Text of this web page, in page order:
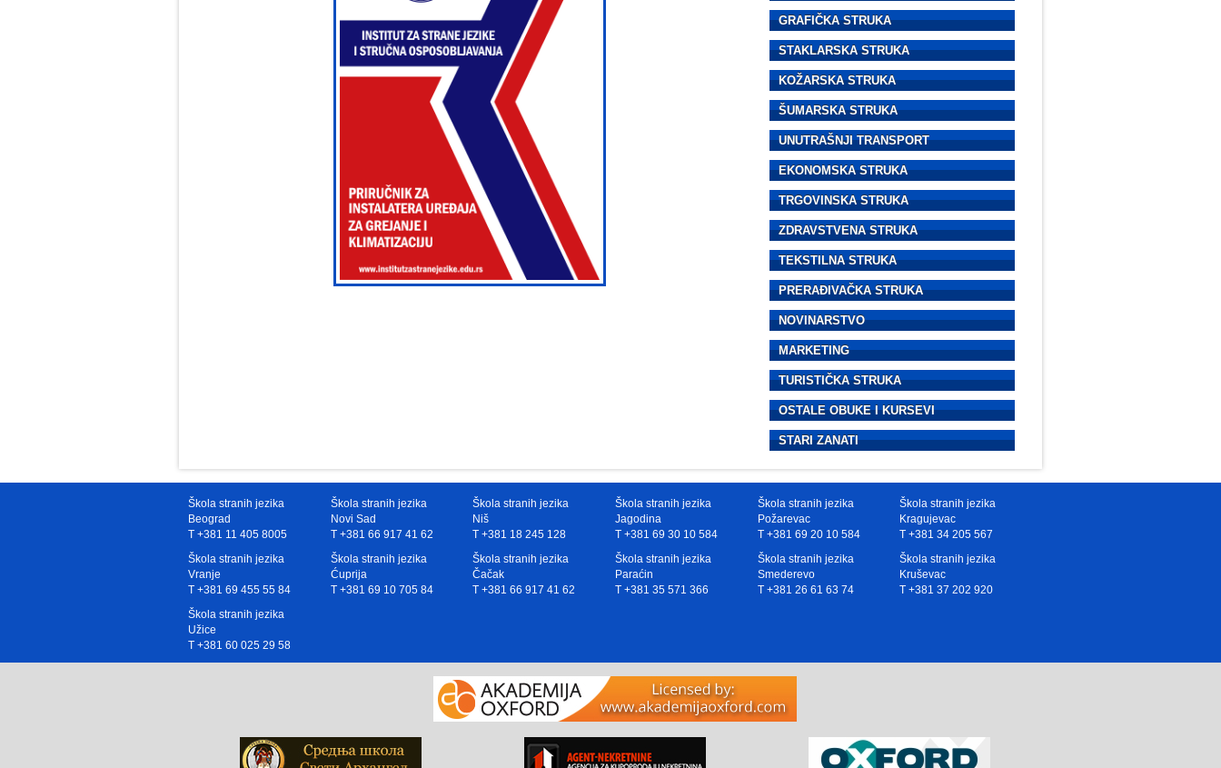
GRAFIČKA STRUKA
STAKLARSKA STRUKA
KOŽARSKA STRUKA
ŠUMARSKA STRUKA
UNUTRAŠNJI TRANSPORT
EKONOMSKA STRUKA
TRGOVINSKA STRUKA
ZDRAVSTVENA STRUKA
TEKSTILNA STRUKA
PRERAĐIVAČKA STRUKA
NOVINARSTVO
MARKETING
TURISTIČKA STRUKA
OSTALE OBUKE I KURSEVI
STARI ZANATI
Škola stranih jezika
Beograd
T +381 11 405 8005
Škola stranih jezika
Novi Sad
T +381 66 917 41 62
Škola stranih jezika
Niš
T +381 18 245 128
Škola stranih jezika
Jagodina
T +381 69 30 10 584
Škola stranih jezika
Požarevac
T +381 69 20 10 584
Škola stranih jezika
Kragujevac
T +381 34 205 567
Škola stranih jezika
Vranje
T +381 69 455 55 84
Škola stranih jezika
Ćuprija
T +381 69 10 705 84
Škola stranih jezika
Čačak
T +381 66 917 41 62
Škola stranih jezika
Paraćin
T +381 35 571 366
Škola stranih jezika
Smederevo
T +381 26 61 63 74
Škola stranih jezika
Kruševac
T +381 37 202 920
Škola stranih jezika
Užice
T +381 60 025 29 58